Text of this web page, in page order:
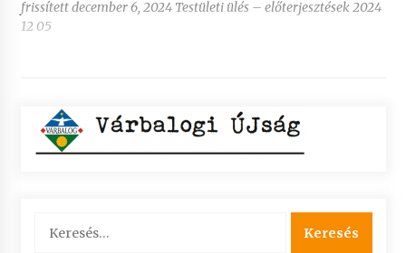
frissített december 6, 2024 Testületi ülés – előterjesztések 2024
12 05